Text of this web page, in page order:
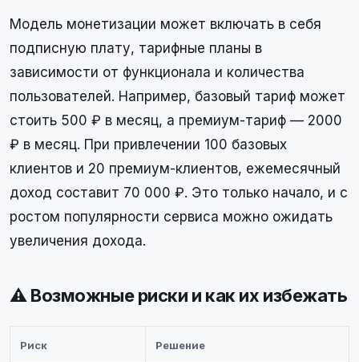
Модель монетизации может включать в себя
подписную плату, тарифные планы в
зависимости от функционала и количества
пользователей. Например, базовый тариф может
стоить 500 ₽ в месяц, а премиум-тариф — 2000
₽ в месяц. При привлечении 100 базовых
клиентов и 20 премиум-клиентов, ежемесячный
доход составит 70 000 ₽. Это только начало, и с
ростом популярности сервиса можно ожидать
увеличения дохода.
⚠️ Возможные риски и как их избежать
Риск Решение